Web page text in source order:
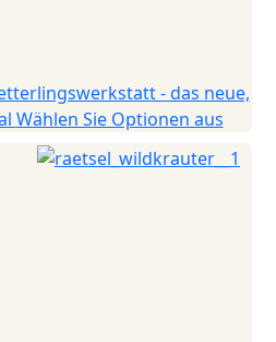
- das neue,
Wählen Sie Optionen aus